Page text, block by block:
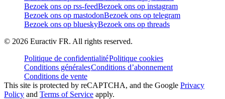
Bezoek ons op rss-feedBezoek ons op instagram
Bezoek ons op mastodonBezoek ons op telegram
Bezoek ons op blueskyBezoek ons op threads
© 2026 Euractiv FR. All rights reserved.
Politique de confidentialitéPolitique cookies
Conditions généralesConditions d’abonnement
Conditions de vente
This site is protected by reCAPTCHA, and the Google Privacy
Policy and Terms of Service apply.